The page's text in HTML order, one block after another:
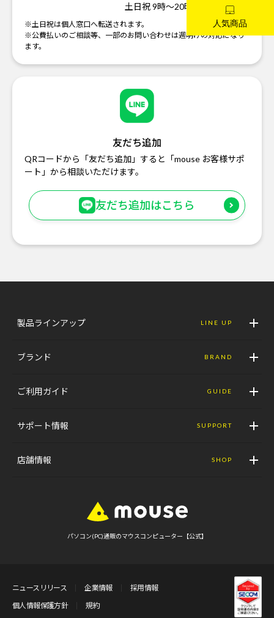
土日祝 9時～20時
※土日祝は個人窓口へ転送されます。
※公費払いのご相談等、一部のお問い合わせは週明けの対応になり
ます。
友だち追加
QRコードから「友だち追加」すると「mouse お客様サポ
ート」から相談いただけます。
友だち追加はこちら
製品ラインアップ LINE UP
ブランド BRAND
ご利用ガイド GUIDE
サポート情報 SUPPORT
店舗情報 SHOP
パソコン(PC)通販のマウスコンピューター【公式】
ニュースリリース 企業情報
採用情報
個人情報保護方針
規約